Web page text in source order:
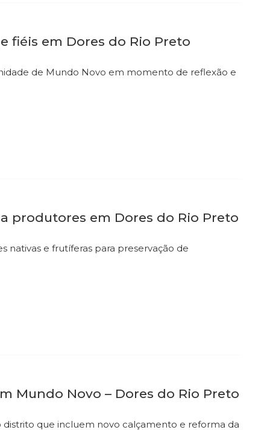
fiéis em Dores do Rio Preto
de Mundo Novo em momento de reflexão e
produtores em Dores do Rio Preto
nativas e frutíferas para preservação de
Mundo Novo – Dores do Rio Preto
distrito que incluem novo calçamento e reforma da